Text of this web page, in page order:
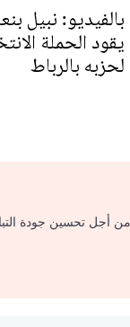
بالفيديو: نبيل
يقود الحملة
لحزبه بالرباط
أجل تحسين جودة